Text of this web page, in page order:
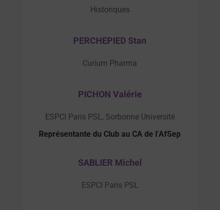
Historiques
PERCHEPIED Stan
Curium Pharma
PICHON Valérie
ESPCI Paris PSL, Sorbonne Université
Représentante du Club au CA de l’AfSep
SABLIER Michel
ESPCI Paris PSL